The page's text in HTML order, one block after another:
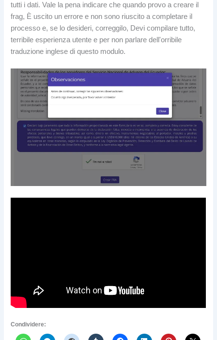
tutti i dati. Vale la pena indicare che quando provo a creare il
frag, È uscito un errore e non sono riuscito a completare il
processo e, se lo desideri, correggilo, Devi compilare tutto,
terribile esperienza utente e per non parlare dell'orribile
traduzione inglese di questo modulo.
Condividere: